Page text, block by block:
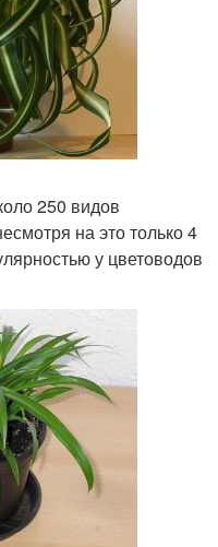
250 видов
на это только 4
у цветоводов